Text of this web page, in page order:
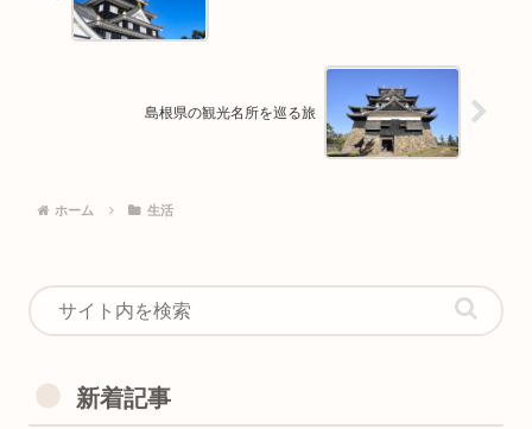
島根県の観光名所を巡る旅
ホーム 生活
新着記事